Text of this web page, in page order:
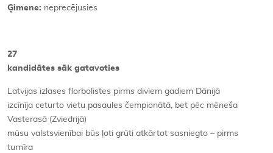
Ģimene: neprecējusies
27
kandidātes sāk gatavoties
Latvijas izlases florbolistes pirms diviem gadiem Dānijā
izcīnīja ceturto vietu pasaules čempionātā, bet pēc mēneša
Vasterasā (Zviedrijā)
mūsu valstsvienībai būs ļoti grūti atkārtot sasniegto – pirms
turnīra